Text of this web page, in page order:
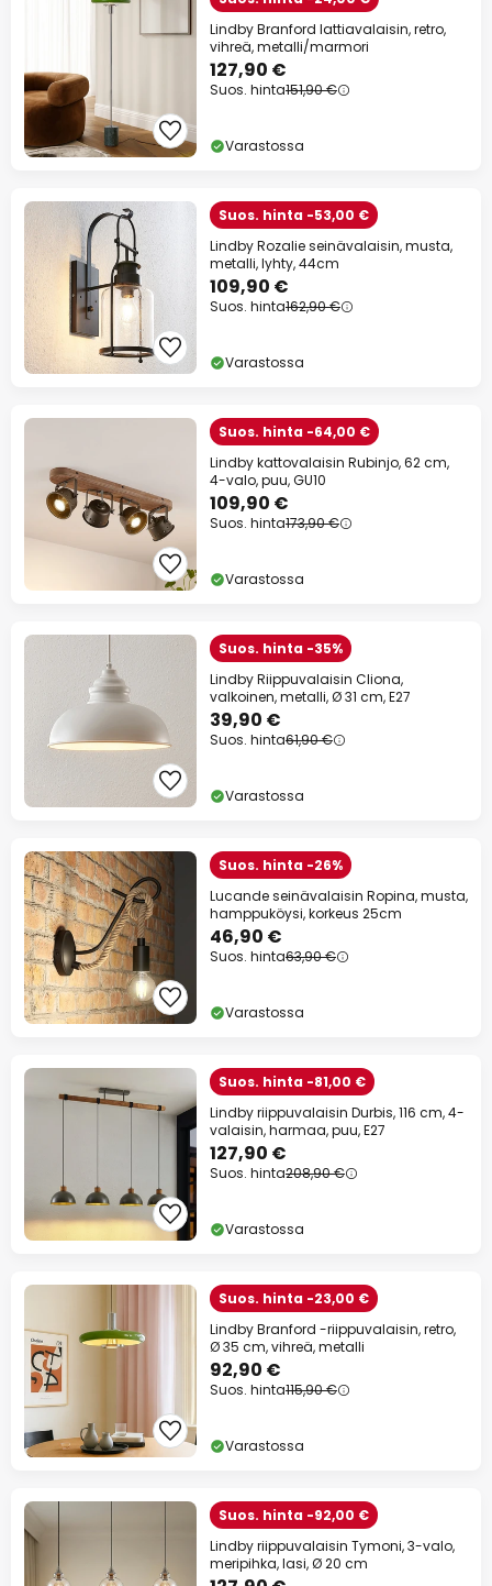
Lindby Branford lattiavalaisin, retro,
vihreä, metalli/marmori
127,90 €
Suos. hinta151,90 €
Varastossa
Suos. hinta -53,00 €
Lindby Rozalie seinävalaisin, musta,
metalli, lyhty, 44cm
109,90 €
Suos. hinta162,90 €
Varastossa
Suos. hinta -64,00 €
Lindby kattovalaisin Rubinjo, 62 cm,
4-valo, puu, GU10
109,90 €
Suos. hinta173,90 €
Varastossa
Suos. hinta -35%
Lindby Riippuvalaisin Cliona,
valkoinen, metalli, Ø 31 cm, E27
39,90 €
Suos. hinta61,90 €
Varastossa
Suos. hinta -26%
Lucande seinävalaisin Ropina, musta,
hamppuköysi, korkeus 25cm
46,90 €
Suos. hinta63,90 €
Varastossa
Suos. hinta -81,00 €
Lindby riippuvalaisin Durbis, 116 cm, 4-
valaisin, harmaa, puu, E27
127,90 €
Suos. hinta208,90 €
Varastossa
Suos. hinta -23,00 €
Lindby Branford -riippuvalaisin, retro,
Ø 35 cm, vihreä, metalli
92,90 €
Suos. hinta115,90 €
Varastossa
Suos. hinta -92,00 €
Lindby riippuvalaisin Tymoni, 3-valo,
meripihka, lasi, Ø 20 cm